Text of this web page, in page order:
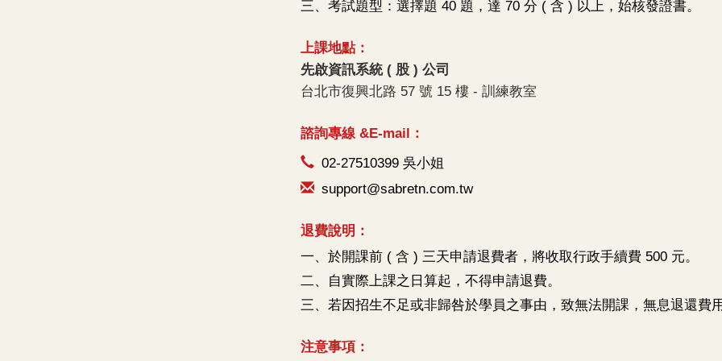
三、考試題型：選擇題 40 題，達 70 分 ( 含 ) 以上，始核發證書。
上課地點：
先啟資訊系統 ( 股 ) 公司
台北市復興北路 57 號 15 樓 - 訓練教室
諮詢專線 &E-mail：
02-27510399 吳小姐
support@sabretn.com.tw
退費說明：
一、於開課前 ( 含 ) 三天申請退費者，將收取行政手續費 500 元。
二、自實際上課之日算起，不得申請退費。
三、若因招生不足或非歸咎於學員之事由，致無法開課，無息退還費
注意事項：